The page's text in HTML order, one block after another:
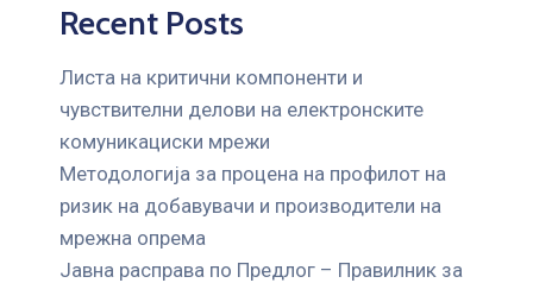
Recent Posts
Листа на критични компоненти и
чувствителни делови на електронските
комуникациски мрежи
Mетодологија за процена на профилот на
ризик на добавувачи и производители на
мрежна опрема
Јавна расправа по Предлог – Правилник за